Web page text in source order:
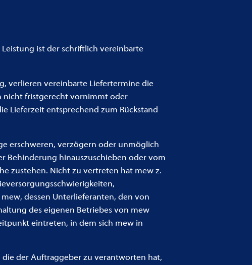
ist der schriftlich vereinbarte
verlieren vereinbarte Liefertermine die
nicht fristgerecht vornimmt oder
Lieferzeit entsprechend zum Rückstand
erschweren, verzögern oder unmöglich
Behinderung hinauszuschieben oder vom
zustehen. Nicht zu vertreten hat mew z.
dessen Unterlieferanten, den von
des eigenen Betriebes von mew
eintreten, in dem sich mew in
der Auftraggeber zu verantworten hat,